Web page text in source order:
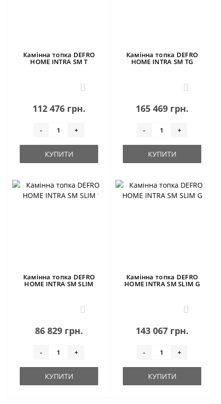
Камінна топка DEFRO
HOME INTRA SM T
0
112 476 грн.
- +
КУПИТИ
Камінна топка DEFRO
HOME INTRA SM TG
0
165 469 грн.
- +
КУПИТИ
Камінна топка DEFRO
HOME INTRA SM SLIM
0
86 829 грн.
- +
КУПИТИ
Камінна топка DEFRO
HOME INTRA SM SLIM G
0
143 067 грн.
- +
КУПИТИ